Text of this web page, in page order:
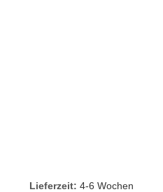
Lieferzeit: 4-6 Wochen